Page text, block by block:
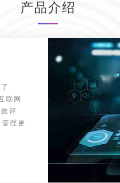
产品介绍
联网
评
理更